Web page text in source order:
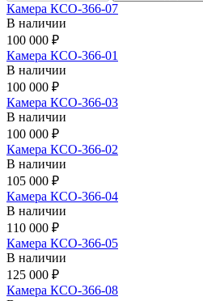
Камера КСО-366-07
В наличии
100 000 ₽
Камера КСО-366-01
В наличии
100 000 ₽
Камера КСО-366-03
В наличии
100 000 ₽
Камера КСО-366-02
В наличии
105 000 ₽
Камера КСО-366-04
В наличии
110 000 ₽
Камера КСО-366-05
В наличии
125 000 ₽
Камера КСО-366-08